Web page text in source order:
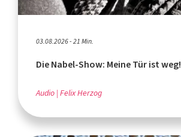
03.08.2026 - 21 Min.
Die Nabel-Show: Meine Tür ist weg!
Audio Felix Herzog